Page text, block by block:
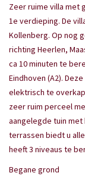
Zeer ruime villa met
1e verdieping. De
Kollenberg. Op nog
richting Heerlen,
ca 10 minuten te
Eindhoven (A2).
elektrisch te
zeer ruim perceel
aangelegde tuin
terrassen biedt u
heeft 3 niveaus te
Begane grond